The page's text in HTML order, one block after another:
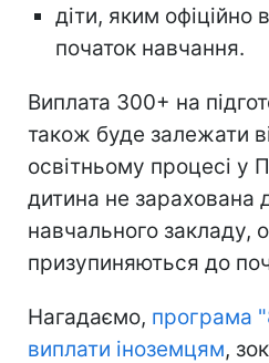
діти, яким офіційно
початок навчання.
Виплата 300+ на
також буде залежати
освітньому процесі у
дитина не зарахована
навчального закладу,
призупиняються до
Нагадаємо, програма
виплати іноземцям,